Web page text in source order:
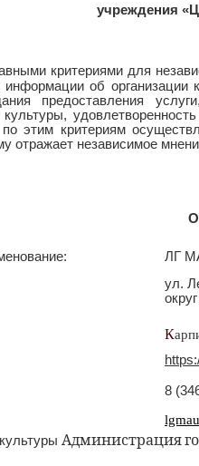
учреждения
критериями для
информации об организации
предоставления
культуры,
этим критериям
отражает независимое
ЛГ
ул.
К
8
Администрация